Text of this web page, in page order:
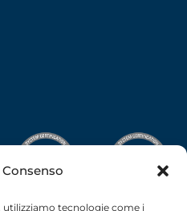
utilizziamo tecnologie come i